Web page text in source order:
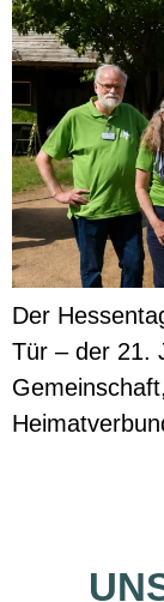
Der
Tür – der 21.